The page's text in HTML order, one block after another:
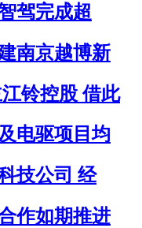
驾完成超
南京越博新
铃控股 借此
电驱项目均
技公司 经
作如期推进